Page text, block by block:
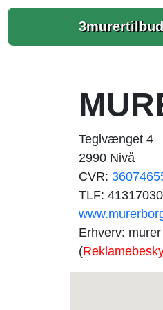
Teglvænget 4
2990 Nivå
CVR:
TLF: 41317030
Erhverv: murer
(